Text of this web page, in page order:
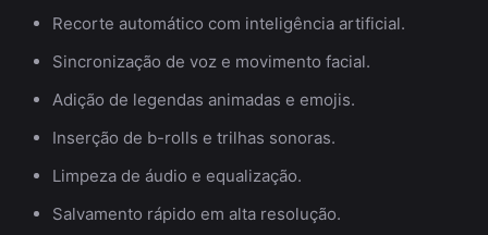
Recorte automático com inteligência artificial.
Sincronização de voz e movimento facial.
Adição de legendas animadas e emojis.
Inserção de b-rolls e trilhas sonoras.
Limpeza de áudio e equalização.
Salvamento rápido em alta resolução.